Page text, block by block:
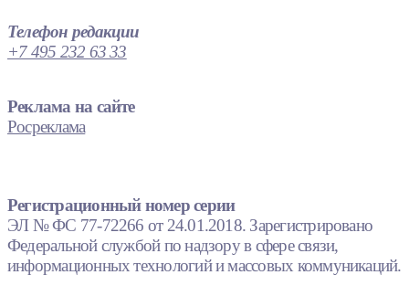
Телефон редакции
+7 495 232 63 33
Реклама на сайте
Росреклама
Регистрационный номер серии
ЭЛ № ФС 77-72266 от 24.01.2018. Зарегистрировано
Федеральной службой по надзору в сфере связи,
информационных технологий и массовых коммуникаций.